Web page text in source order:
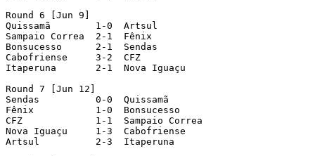
Round 6 [Jun 9]
Quissamã        1-0  Artsul
Sampaio Correa  2-1  Fênix
Bonsucesso      2-1  Sendas
Cabofriense     3-2  CFZ
Itaperuna       2-1  Nova Iguaçu
Round 7 [Jun 12]
Sendas          0-0  Quissamã
Fênix           1-0  Bonsucesso
CFZ             1-1  Sampaio Correa
Nova Iguaçu     1-3  Cabofriense
Artsul          2-3  Itaperuna